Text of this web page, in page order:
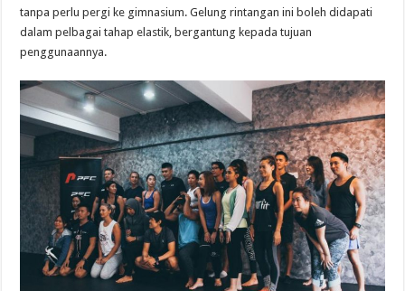
tanpa perlu pergi ke gimnasium. Gelung rintangan ini boleh didapati
dalam pelbagai tahap elastik, bergantung kepada tujuan
penggunaannya.